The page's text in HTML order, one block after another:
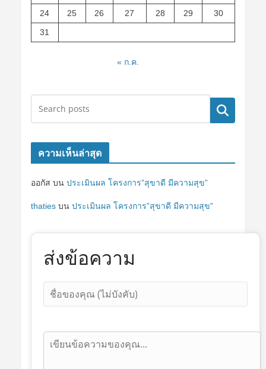
24
25 26 27 28 29
30
31
« ก.ค.
ค้นหา
ความเห็นล่าสุด
ออกัส บน ประเมินผล โครงการ”สุขาดี มีความสุข”
thatiesบน ประเมินผล โครงการ”สุขาดี มีความสุข”
ส่งข้อความ